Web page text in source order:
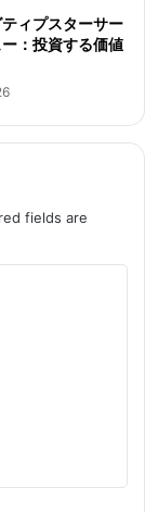
ィプスターサー
：投資する価値
fields are